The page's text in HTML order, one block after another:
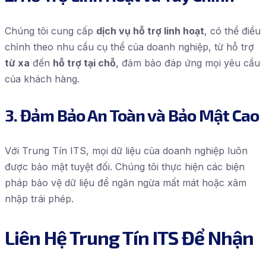
Chúng tôi cung cấp dịch vụ hỗ trợ linh hoạt, có thể điều
chỉnh theo nhu cầu cụ thể của doanh nghiệp, từ hỗ trợ
từ xa đến hỗ trợ tại chỗ, đảm bảo đáp ứng mọi yêu cầu
của khách hàng.
3. Đảm Bảo An Toàn và Bảo Mật Cao
Với Trung Tín ITS, mọi dữ liệu của doanh nghiệp luôn
được bảo mật tuyệt đối. Chúng tôi thực hiện các biện
pháp bảo vệ dữ liệu để ngăn ngừa mất mát hoặc xâm
nhập trái phép.
Liên Hệ Trung Tín ITS Để Nhận